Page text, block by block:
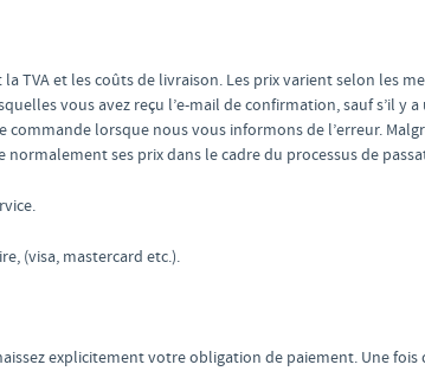
TVA et les coûts de livraison. Les prix varient selon les
vous avez reçu l’e-mail de confirmation, sauf s’il y
lorsque nous vous informons de l’erreur.
ses prix dans le cadre du processus de
(visa, mastercard etc.).
explicitement votre obligation de paiement. Une